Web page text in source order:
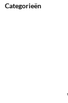
Categorieën